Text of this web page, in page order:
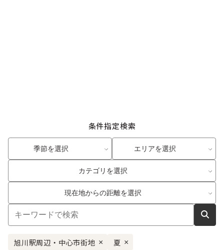
条件指定検索
季節を選択 エリアを選択
カテゴリを選択
現在地からの距離を選択
旭川駅周辺・中心市街地 × 夏 ×